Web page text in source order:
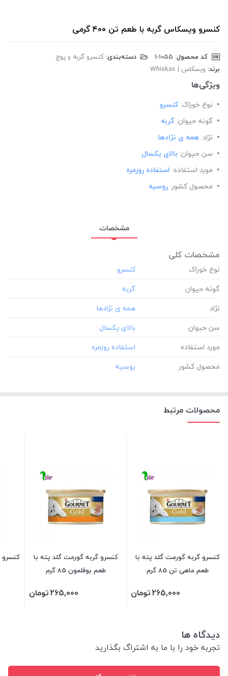
کنسرو ویسکاس گربه با طعم تن ۴۰۰ گرمی
کد محصول: دسته‌بندی: کنسرو گربه و پوچ
برند: ویسکاس | Whiskas
ویژگی‌ها
نوع خوراک: کنسرو
گونه حیوان: گربه
نژاد: همه ی نژادها
سن حیوان: بالای یکسال
مورد استفاده: استفاده روزمره
محصول کشور: روسیه
مشخصات
مشخصات کلی
نوع خوراک
گونه حیوان
نژاد
سن حیوان
مورد استفاده
محصول کشور
محصولات مرتبط
کنسرو گربه گورمت گلد پته با
طعم ماهی تن 85 گرم
265,000تومان
کنسرو گربه گورمت گلد پته با
طعم بوقلمون 85 گرم
265,000تومان
دیدگاه ها
تجربه خود را با ما به اشتراگ بگذارید